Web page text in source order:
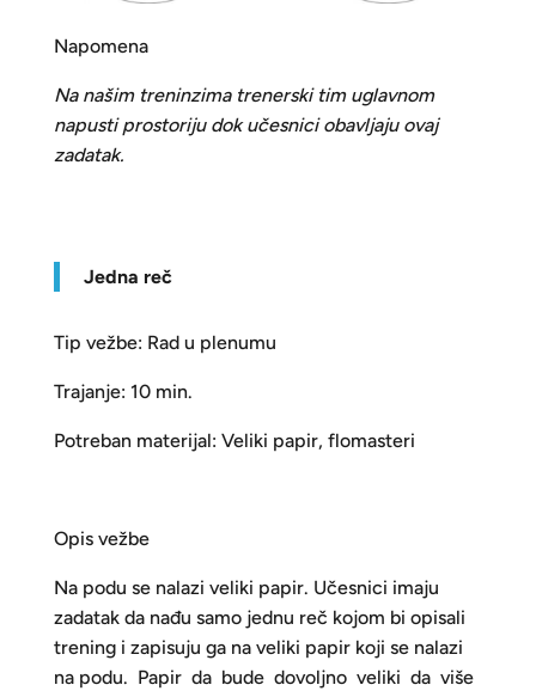
Napomena
Na našim treninzima trenerski tim uglavnom
napusti prostoriju dok učesnici obavljaju ovaj
zadatak.
Jedna reč
Tip vežbe: Rad u plenumu
Trajanje: 10 min.
Potreban materijal: Veliki papir, flomasteri
Opis vežbe
Na podu se nalazi veliki papir. Učesnici imaju
zadatak da nađu samo jednu reč kojom bi opisali
trening i zapisuju ga na veliki papir koji se nalazi
na podu. Papir da bude dovoljno veliki da više